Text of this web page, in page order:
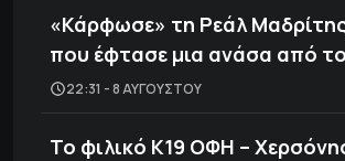
«Κάρφωσε» τη Ρεάλ
που έφτασε μια ανάσα από
22:31 - 8 ΑΥΓΟΎΣΤΟΥ
Το φιλικό Κ19 ΟΦΗ –